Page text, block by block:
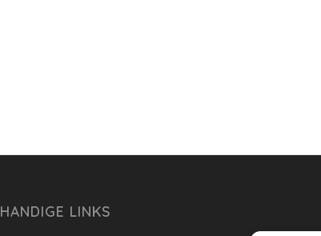
HANDIGE LINKS